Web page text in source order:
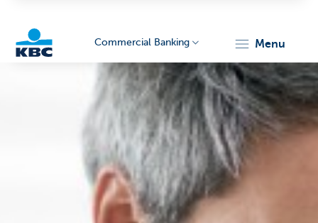
Commercial Banking menu